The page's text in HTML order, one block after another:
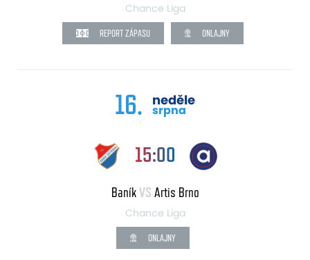
Chance Liga
REPORT ZÁPASU ONLAJNY
16. neděle
srpna
15:00
BaníkVS Artis Brno
Chance Liga
ONLAJNY